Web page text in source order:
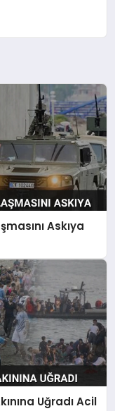
Askıya
Uğradı Acil